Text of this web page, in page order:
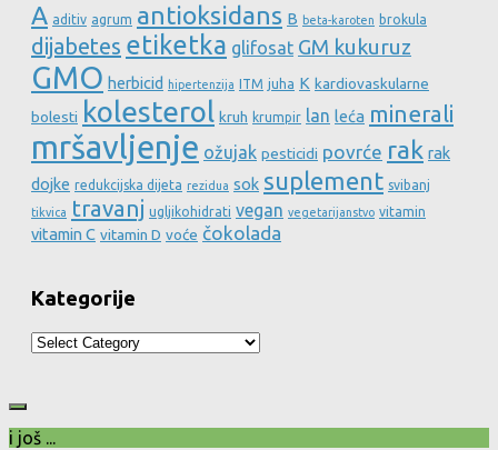
A aditiv agrum antioksidans B beta-karoten brokula
dijabetes etiketka glifosat GM kukuruz
GMO herbicid hipertenzija ITM juha K kardiovaskularne
bolesti kolesterol kruh krumpir lan leća minerali
mršavljenje ožujak pesticidi povrće rak rak
dojke redukcijska dijeta rezidua sok suplement svibanj
tikvica travanj ugljikohidrati vegan vegetarijanstvo vitamin
vitamin C vitamin D voće čokolada
Kategorije
Kategorije
i još ...